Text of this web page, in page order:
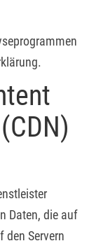
Daten, die auf
den Servern